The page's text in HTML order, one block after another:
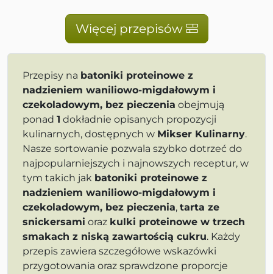
Więcej przepisów
Przepisy na batoniki proteinowe z
nadzieniem waniliowo-migdałowym i
czekoladowym, bez pieczenia obejmują
ponad 1 dokładnie opisanych propozycji
kulinarnych, dostępnych w Mikser Kulinarny.
Nasze sortowanie pozwala szybko dotrzeć do
najpopularniejszych i najnowszych receptur, w
tym takich jak batoniki proteinowe z
nadzieniem waniliowo-migdałowym i
czekoladowym, bez pieczenia, tarta ze
snickersami oraz kulki proteinowe w trzech
smakach z niską zawartością cukru. Każdy
przepis zawiera szczegółowe wskazówki
przygotowania oraz sprawdzone proporcje